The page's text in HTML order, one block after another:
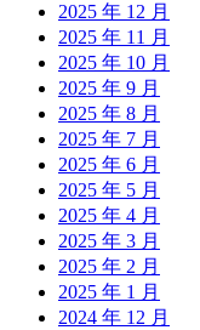
2025 年 12 月
2025 年 11 月
2025 年 10 月
2025 年 9 月
2025 年 8 月
2025 年 7 月
2025 年 6 月
2025 年 5 月
2025 年 4 月
2025 年 3 月
2025 年 2 月
2025 年 1 月
2024 年 12 月